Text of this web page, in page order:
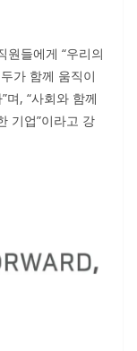
원들에게 “우리의
가 함께 움직이
며, “사회와 함께
기업”이라고 강